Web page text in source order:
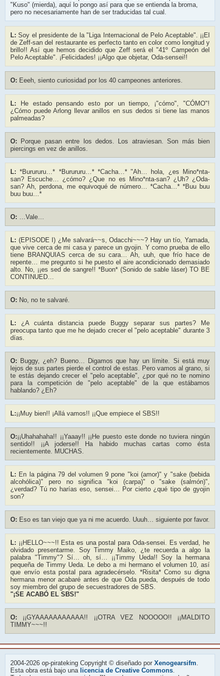
"Kuso" (mierda), aquí lo pongo así para que se entienda la broma,
pero no necesariamente han de ser traducidas tal cual.
L: Soy el presidente de la "Liga Internacional de Pelo Aceptable". ¡¡El
de Zeff-san del restaurante es perfecto tanto en color como longitud y
brillo!! Así que hemos decidido que Zeff será el "41º Campeón del
Pelo Aceptable". ¡Felicidades! ¡¡Algo que objetar, Oda-sensei!!
O: Eeeh, siento curiosidad por los 40 campeones anteriores.
L: He estado pensando esto por un tiempo, ¡"cómo", "CÓMO"!
¿Cómo puede Arlong llevar anillos en sus dedos si tiene las manos
palmeadas?
O: Porque pasan entre los dedos. Los atraviesan. Son más bien
piercings en vez de anillos.
L: *Burururu…* *Burururu…* *Cacha…* "Ah… hola, ¿es Mino*nta-
san? Escuche… ¿cómo? ¿Que no es Mino*nta-san? ¿Uh? ¿Oda-
san? Ah, perdona, me equivoqué de número… *Cacha…* *Buu buu
buu buu…*
O: …Vale…
L: (EPISODE I) ¿Me salvará~~s, Odacchi~~~? Hay un tío, Yamada,
que vive cerca de mi casa y parece un gyojin. Y como prueba de ello
tiene BRANQUIAS cerca de su cara… Ah, uuh, que frío hace de
repente… me pregunto si he puesto el aire acondicionado demasiado
alto. No, ¡¡es sed de sangre!! *Buon* (Sonido de sable láser) TO BE
CONTINUED…
O: No, no te salvaré.
L: ¿A cuánta distancia puede Buggy separar sus partes? Me
preocupa tanto que me he dejado crecer el "pelo aceptable" durante 3
días.
O: Buggy, ¿eh? Bueno… Digamos que hay un límite. Si está muy
lejos de sus partes pierde el control de estas. Pero vamos al grano, si
te estás dejando crecer el "pelo aceptable", ¿por qué no te nomino
para la competición de "pelo aceptable" de la que estábamos
hablando? ¿Eh?
L:¡¡Muy bien!! ¡Allá vamos!! ¡¡Que empiece el SBS!!
O:¡¡Uhahahaha!! ¡¡Yaaay!! ¡¡He puesto este donde no tuviera ningún
sentido!! ¡¡A joderse!! Ha habido muchas cartas como ésta
recientemente. MUCHAS.
L: En la página 79 del volumen 9 pone "koi (amor)" y "sake (bebida
alcohólica)" pero no significa "koi (carpa)" o "sake (salmón)",
¿verdad? Tú no harías eso, sensei… Por cierto ¿qué tipo de gyojin
son?
O: Eso es tan viejo que ya ni me acuerdo. Uuuh… siguiente por favor.
L: ¡¡HELLO~~~!! Esta es una postal para Oda-sensei. Es verdad, he
olvidado presentarme. Soy Timmy Maiko, ¿te recuerda a algo la
palabra "Timmy"? Sí… oh, sí… ¡¡Timmy Ueda!! Soy la hermana
pequeña de Timmy Ueda. Le debo a mi hermano el volumen 10, así
que envío esta postal para agradecérselo. *Risita* Como su digna
hermana menor acabaré antes de que Oda pueda, después de todo
soy miembro del grupo de secuestradores de SBS.
"¡SE ACABÓ EL SBS!"
O: ¡¡GYAAAAAAAAAAA!! ¡¡OTRA VEZ NOOOOO!! ¡¡MALDITO
TIMMY~~~!!
2004-2026 op-pirateking Copyright © diseñado por Xenogearsifm
Esta obra está bajo una licencia de Creative Commons